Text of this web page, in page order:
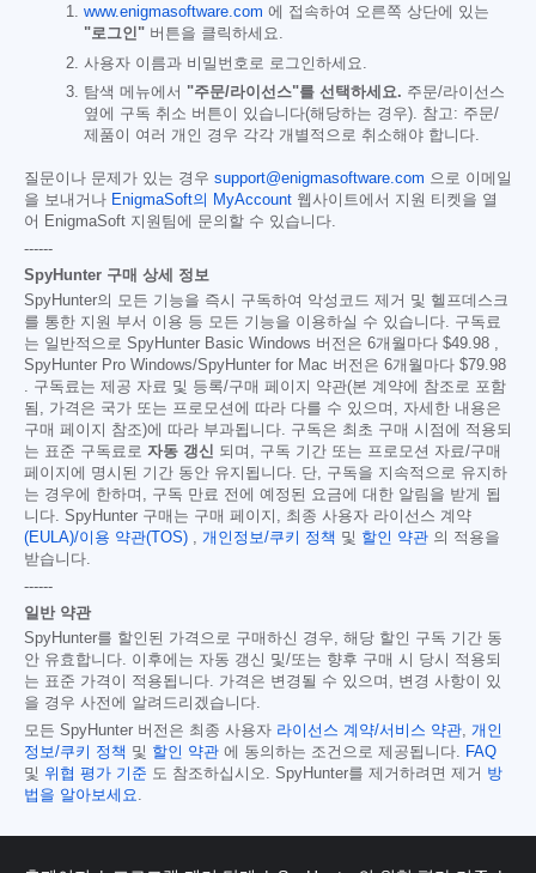
www.enigmasoftware.com 에 접속하여 오른쪽 상단에 있는
"로그인" 버튼을 클릭하세요.
사용자 이름과 비밀번호로 로그인하세요.
탐색 메뉴에서 "주문/라이선스"를 선택하세요. 주문/라이선스
옆에 구독 취소 버튼이 있습니다(해당하는 경우). 참고: 주문/
제품이 여러 개인 경우 각각 개별적으로 취소해야 합니다.
질문이나 문제가 있는 경우 support@enigmasoftware.com 으로 이메일
을 보내거나 EnigmaSoft의 MyAccount 웹사이트에서 지원 티켓을 열
어 EnigmaSoft 지원팀에 문의할 수 있습니다.
------
SpyHunter 구매 상세 정보
SpyHunter의 모든 기능을 즉시 구독하여 악성코드 제거 및 헬프데스크
를 통한 지원 부서 이용 등 모든 기능을 이용하실 수 있습니다. 구독료
는 일반적으로 SpyHunter Basic Windows 버전은 6개월마다 $49.98 ,
SpyHunter Pro Windows/SpyHunter for Mac 버전은 6개월마다 $79.98
. 구독료는 제공 자료 및 등록/구매 페이지 약관(본 계약에 참조로 포함
됨, 가격은 국가 또는 프로모션에 따라 다를 수 있으며, 자세한 내용은
구매 페이지 참조)에 따라 부과됩니다. 구독은 최초 구매 시점에 적용되
는 표준 구독료로 자동 갱신 되며, 구독 기간 또는 프로모션 자료/구매
페이지에 명시된 기간 동안 유지됩니다. 단, 구독을 지속적으로 유지하
는 경우에 한하며, 구독 만료 전에 예정된 요금에 대한 알림을 받게 됩
니다. SpyHunter 구매는 구매 페이지, 최종 사용자 라이선스 계약
(EULA)/이용 약관(TOS) , 개인정보/쿠키 정책 및 할인 약관 의 적용을
받습니다.
------
일반 약관
SpyHunter를 할인된 가격으로 구매하신 경우, 해당 할인 구독 기간 동
안 유효합니다. 이후에는 자동 갱신 및/또는 향후 구매 시 당시 적용되
는 표준 가격이 적용됩니다. 가격은 변경될 수 있으며, 변경 사항이 있
을 경우 사전에 알려드리겠습니다.
모든 SpyHunter 버전은 최종 사용자 라이선스 계약/서비스 약관, 개인
정보/쿠키 정책 및 할인 약관 에 동의하는 조건으로 제공됩니다. FAQ
및 위협 평가 기준 도 참조하십시오. SpyHunter를 제거하려면 제거 방
법을 알아보세요.